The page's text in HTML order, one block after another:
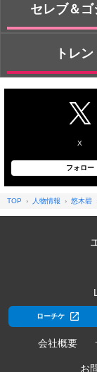
セレブ＆ゴ
トレン
X
フォロー
TOP 人物情報 悠木碧
ローチケ
会社概要
お